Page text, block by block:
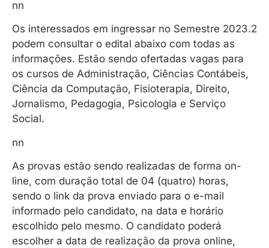
nn
Os interessados em ingressar no Semestre 2023.2
podem consultar o edital abaixo com todas as
informações. Estão sendo ofertadas vagas para
os cursos de Administração, Ciências Contábeis,
Ciência da Computação, Fisioterapia, Direito,
Jornalismo, Pedagogia, Psicologia e Serviço
Social.
nn
As provas estão sendo realizadas de forma on-
line, com duração total de 04 (quatro) horas,
sendo o link da prova enviado para o e-mail
informado pelo candidato, na data e horário
escolhido pelo mesmo. O candidato poderá
escolher a data de realização da prova online,